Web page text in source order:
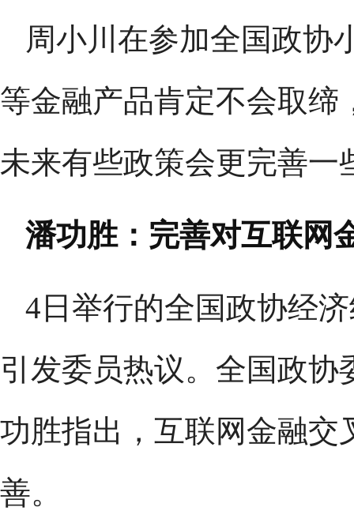
周小川在参加全国政协
等金融产品肯定不会取缔
未来有些政策会更完善一
潘功胜：完善对互联网
4日举行的全国政协经
引发委员热议。全国政
功胜指出，互联网金融交
善。